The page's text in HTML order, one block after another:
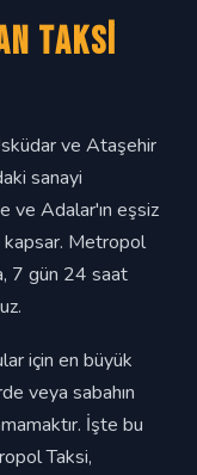
Taksi
ve Ataşehir
sanayi
ve Adalar'ın eşsiz
kapsar. Metropol
7 gün 24 saat
için en büyük
veya sabahın
İşte bu
Taksi,